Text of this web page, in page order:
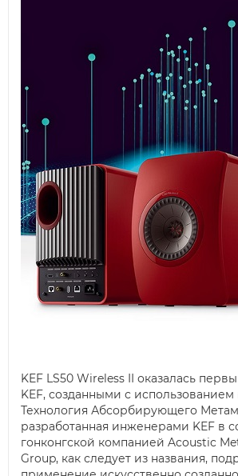
KEF LS50 Wireless II оказалась
KEF, созданными с
Технология Абсорбирующего
разработанная инженерами KEF в
гонконгской компанией Acoustic
Group, как следует из названия,